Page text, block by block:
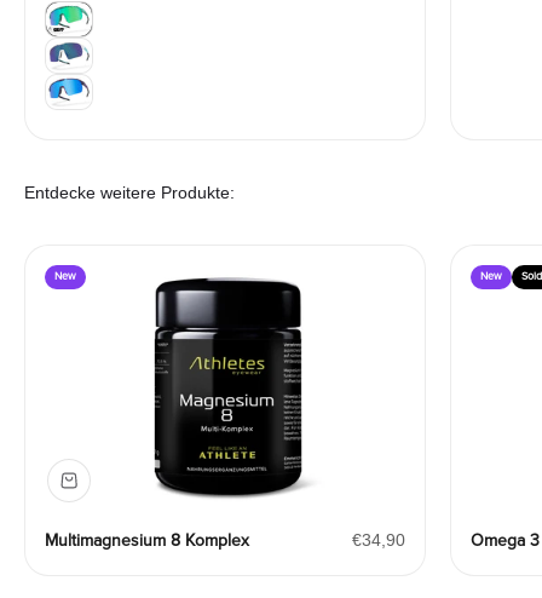
Color
GBT Edition Jungle Green
White/Mint
Galaxy
Entdecke weitere Produkte:
New
Multimagnesium 8 Komplex Angebot
€34,90
New
Omega